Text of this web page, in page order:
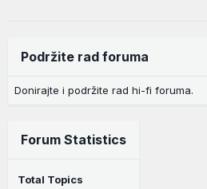
Podržite rad foruma
Donirajte i podržite rad hi-fi foruma.
Forum Statistics
Total Topics